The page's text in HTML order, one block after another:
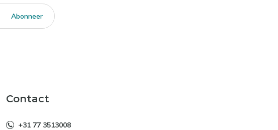
Abonneer
Contact
+31 77 3513008